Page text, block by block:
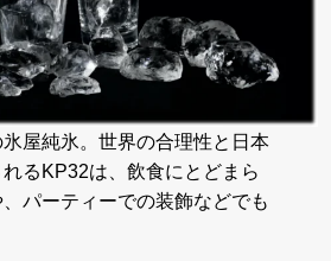
屋純氷。世界の合理性と日本
るKP32は、飲食にとどまら
パーティーでの装飾などでも